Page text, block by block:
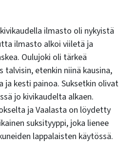
ilmasto oli nykyistä
ilmasto alkoi viiletä ja
Oulujoki oli tärkeä
talvisin, etenkin niinä kausina,
ja kesti painoa. Suksetkin olivat
jo kivikaudelta alkaen.
ja Vaalasta on löydetty
suksityyppi, joka lienee
lappalaisten käytössä.